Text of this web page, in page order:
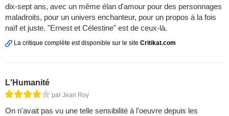
dix-sept ans, avec un même élan d'amour pour des personnages
maladroits, pour un univers enchanteur, pour un propos à la fois
naïf et juste. "Ernest et Célestine" est de ceux-là.
La critique complète est disponible sur le site Critikat.com
L'Humanité
par Jean Roy
On n'avait pas vu une telle sensibilité à l'oeuvre depuis les